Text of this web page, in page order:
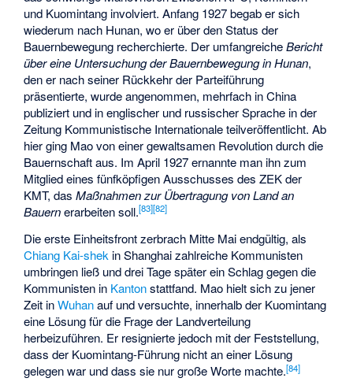
und Kuomintang involviert. Anfang 1927 begab er sich
wiederum nach Hunan, wo er über den Status der
Bauernbewegung recherchierte. Der umfangreicheBericht
über eine Untersuchung der Bauernbewegung in Hunan,
den er nach seiner Rückkehr der Parteiführung
präsentierte, wurde angenommen, mehrfach in China
publiziert und in englischer und russischer Sprache in der
Zeitung Kommunistische Internationaleteilveröffentlicht. Ab
hier ging Mao von einer gewaltsamen Revolution durch die
Bauernschaft aus. Im April 1927 ernannte man ihn zum
Mitglied eines fünfköpfigen Ausschusses des ZEK der
KMT, dasMaßnahmen zur Übertragung von Land an
Bauernerarbeiten soll.[83][82]
Die erste Einheitsfront zerbrach Mitte Mai endgültig, als
Chiang Kai-shek in Shanghai zahlreiche Kommunisten
umbringen ließ und drei Tage später ein Schlag gegen die
Kommunisten in Kantonstattfand. Mao hielt sich zu jener
Zeit inWuhanauf und versuchte, innerhalb der Kuomintang
eine Lösung für die Frage der Landverteilung
herbeizuführen. Er resignierte jedoch mit der Feststellung,
dass der Kuomintang-Führung nicht an einer Lösung
gelegen war und dass sie nur große Worte machte.[84]